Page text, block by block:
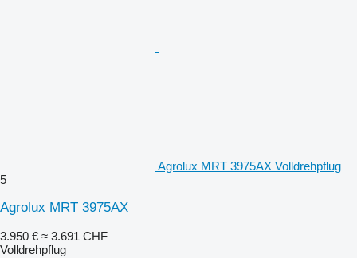
Agrolux MRT 3975AX Volldrehpflug
5
Agrolux MRT 3975AX
3.950 € ≈ 3.691 CHF
Volldrehpflug